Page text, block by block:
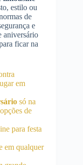
estilo ou
de
e
aniversário
ficar na
em
só na
de
para festa
em qualquer